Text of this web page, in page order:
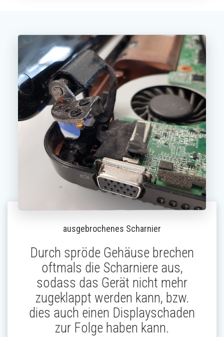
ausgebrochenes Scharnier
Durch spröde Gehäuse brechen
oftmals die Scharniere aus,
sodass das Gerät nicht mehr
zugeklappt werden kann, bzw.
dies auch einen Displayschaden
zur Folge haben kann.